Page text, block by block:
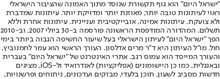
"ישראל היום" הוא גוף תקשורת שנוסד מתוך האמונה שהציבור הישראלי
ראוי לעיתונות טובה יותר, מאוזנת יותר ומדויקת יותר. עיתונות שמדברת
ולא צועקת. עיתונות אמינה, אובייקטיבית ועניינית. עיתונות אחרת וללא
תשלום. המהדורה המודפסת הראשונה פורסמה ב-30 ביולי 2007, וב-2010
הפך "ישראל היום" לעיתון הישראלי בעל שיעור החשיפה הגבוה ביותר בימי
חול. מו"ל העיתון היא ד"ר מרים אדלסון. העורך הראשי הוא עמר לחמנוביץ,
והעורך המייסד הוא עמוס רגב. אתרי האינטרנט של "ישראל היום" בעברית
ובאנגלית, כמו כן היישומונים (אפליקציות) לאנדרואיד ול-iOS, מציגים
חדשות מסביב לשעון, תוכן בלעדי, מבזקים ועדכונים, ניתוחים ופרשנויות,